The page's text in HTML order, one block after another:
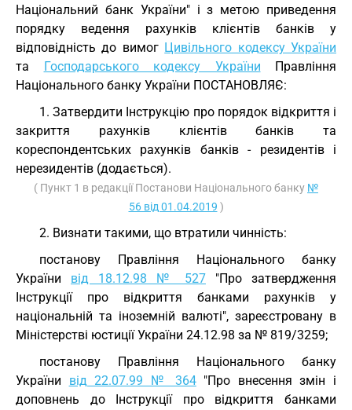
Національний банк України" і з метою приведення
порядку ведення рахунків клієнтів банків у
відповідність до вимог Цивільного кодексу України
та Господарського кодексу України Правління
Національного банку України ПОСТАНОВЛЯЄ:
1. Затвердити Інструкцію про порядок відкриття і
закриття рахунків клієнтів банків та
кореспондентських рахунків банків - резидентів і
нерезидентів (додається).
( Пункт 1 в редакції Постанови Національного банку №
56 від 01.04.2019 )
2. Визнати такими, що втратили чинність:
постанову Правління Національного банку
України від 18.12.98 № 527 "Про затвердження
Інструкції про відкриття банками рахунків у
національній та іноземній валюті", зареєстровану в
Міністерстві юстиції України 24.12.98 за № 819/3259;
постанову Правління Національного банку
України від 22.07.99 № 364"Про внесення змін і
доповнень до Інструкції про відкриття банками